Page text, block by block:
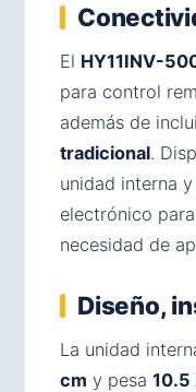
El HY11INV-
para control
además de
tradicional.
unidad interna
electrónico
necesidad de
Diseño,
La unidad
cm y pesa 10.5